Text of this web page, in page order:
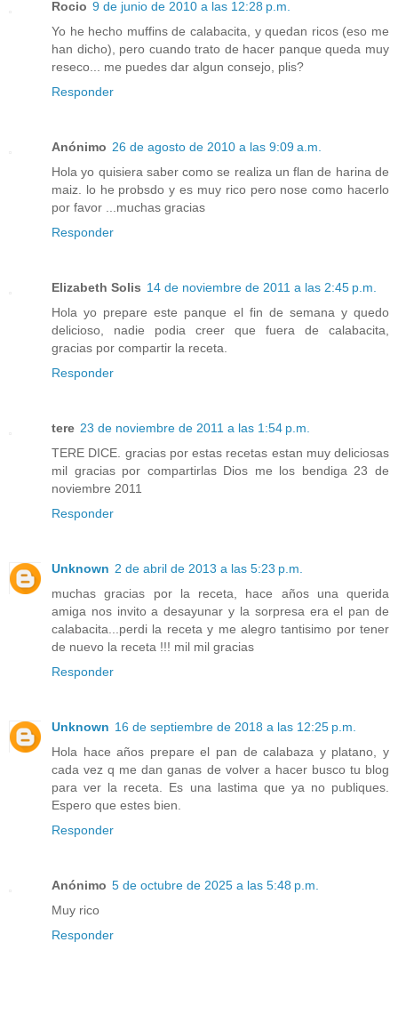
Rocio 9 de junio de 2010 a las 12:28 p.m.
Yo he hecho muffins de calabacita, y quedan ricos (eso me
han dicho), pero cuando trato de hacer panque queda muy
reseco... me puedes dar algun consejo, plis?
Responder
Anónimo 26 de agosto de 2010 a las 9:09 a.m.
Hola yo quisiera saber como se realiza un flan de harina de
maiz. lo he probsdo y es muy rico pero nose como hacerlo
por favor ...muchas gracias
Responder
Elizabeth Solis 14 de noviembre de 2011 a las 2:45 p.m.
Hola yo prepare este panque el fin de semana y quedo
delicioso, nadie podia creer que fuera de calabacita,
gracias por compartir la receta.
Responder
tere 23 de noviembre de 2011 a las 1:54 p.m.
TERE DICE. gracias por estas recetas estan muy deliciosas
mil gracias por compartirlas Dios me los bendiga 23 de
noviembre 2011
Responder
Unknown 2 de abril de 2013 a las 5:23 p.m.
muchas gracias por la receta, hace años una querida
amiga nos invito a desayunar y la sorpresa era el pan de
calabacita...perdi la receta y me alegro tantisimo por tener
de nuevo la receta !!! mil mil gracias
Responder
Unknown 16 de septiembre de 2018 a las 12:25 p.m.
Hola hace años prepare el pan de calabaza y platano, y
cada vez q me dan ganas de volver a hacer busco tu blog
para ver la receta. Es una lastima que ya no publiques.
Espero que estes bien.
Responder
Anónimo 5 de octubre de 2025 a las 5:48 p.m.
Muy rico
Responder